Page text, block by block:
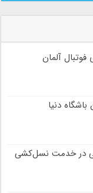
فوتبال آلمان
باشگاه دنیا
در خدمت نسل‌کشی